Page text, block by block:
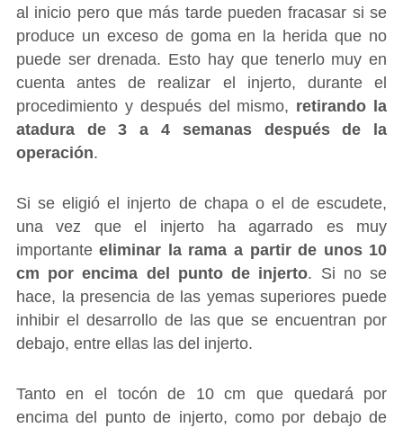
al inicio pero que más tarde pueden fracasar si se
produce un exceso de goma en la herida que no
puede ser drenada. Esto hay que tenerlo muy en
cuenta antes de realizar el injerto, durante el
procedimiento y después del mismo, retirando la
atadura de 3 a 4 semanas después de la
operación.
Si se eligió el injerto de chapa o el de escudete,
una vez que el injerto ha agarrado es muy
importanteeliminar la rama a partir de unos 10
cm por encima del punto de injerto. Si no se
hace, la presencia de las yemas superiores puede
inhibir el desarrollo de las que se encuentran por
debajo, entre ellas las del injerto.
Tanto en el tocón de 10 cm que quedará por
encima del punto de injerto, como por debajo de